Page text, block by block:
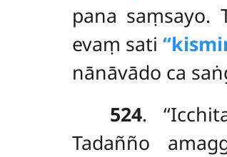
pana saṃsayo.
evaṃ sati
nānāvādo ca
524.
Tadañño